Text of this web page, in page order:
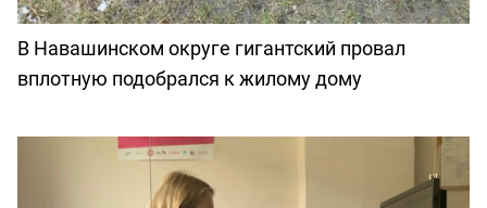
В Навашинском округе гигантский провал
вплотную подобрался к жилому дому